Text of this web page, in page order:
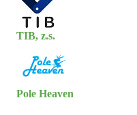
TIB, z.s.
Pole Heaven